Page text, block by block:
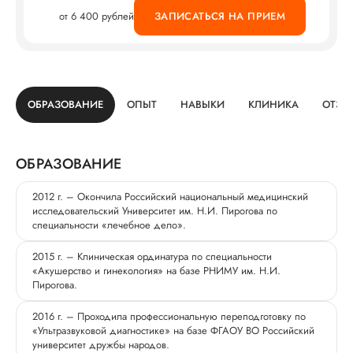
от 6 400 рублей ЗАПИСАТЬСЯ НА ПРИЕМ
ОБРАЗОВАНИЕ ОПЫТ НАВЫКИ КЛИНИКА
ОБРАЗОВАНИЕ
2012 г. – Окончила Российский национальный медицинский
исследовательский Университет им. Н.И. Пирогова по
специальности «лечебное дело».
2015 г. – Клиническая ординатура по специальности
«Акушерство и гинекология» на базе РНИМУ им. Н.И.
Пирогова.
2016 г. – Проходила профессиональную переподготовку по
«Ультразвуковой диагностике» на базе ФГАОУ ВО Российский
университет дружбы народов.